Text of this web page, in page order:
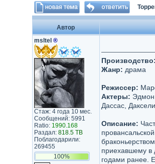
Автор
msltel ®
Стаж: 4 года 10 мес.
Сообщений: 5991
Ratio: 1990.168
Раздал: 818.5 TB
Поблагодарили:
269455
100%
Производство:
Жанр: драма
Режиссер:
Актеры:
Дассас,
Описание:
приехавшему в
годами ранее.